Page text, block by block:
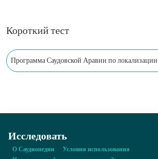
Короткий тест
Программа Саудовской Аравии по
квалификации персонала в области разработки
производства микросхем.
Исследовать
О Саудиопедии
Условия использования